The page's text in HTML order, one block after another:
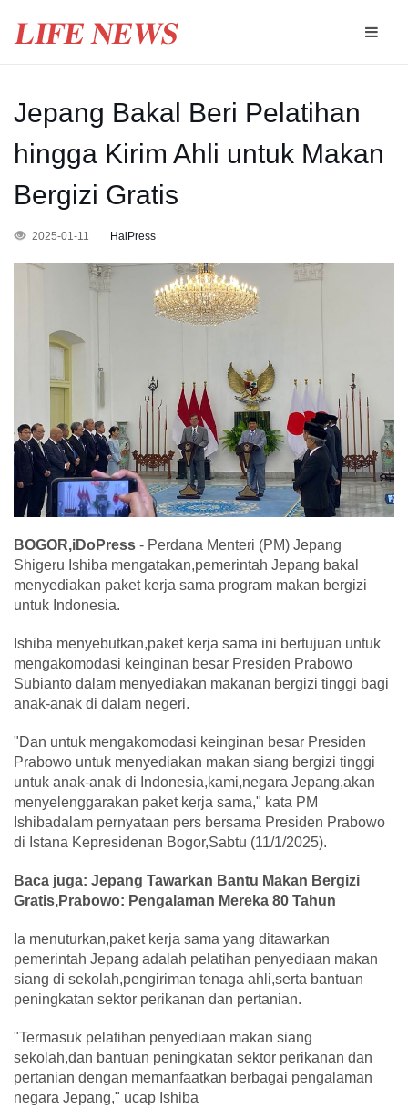
Jepang Bakal Beri Pelatihan
hingga Kirim Ahli untuk Makan
Bergizi Gratis
2025-01-11 HaiPress
BOGOR,iDoPress - Perdana Menteri (PM) Jepang
Shigeru Ishiba mengatakan,pemerintah Jepang bakal
menyediakan paket kerja sama program makan bergizi
untuk Indonesia.
Ishiba menyebutkan,paket kerja sama ini bertujuan untuk
mengakomodasi keinginan besar Presiden Prabowo
Subianto dalam menyediakan makanan bergizi tinggi bagi
anak-anak di dalam negeri.
"Dan untuk mengakomodasi keinginan besar Presiden
Prabowo untuk menyediakan makan siang bergizi tinggi
untuk anak-anak di Indonesia,kami,negara Jepang,akan
menyelenggarakan paket kerja sama," kata PM
Ishibadalam pernyataan pers bersama Presiden Prabowo
di Istana Kepresidenan Bogor,Sabtu (11/1/2025).
Baca juga: Jepang Tawarkan Bantu Makan Bergizi
Gratis,Prabowo: Pengalaman Mereka 80 Tahun
Ia menuturkan,paket kerja sama yang ditawarkan
pemerintah Jepang adalah pelatihan penyediaan makan
siang di sekolah,pengiriman tenaga ahli,serta bantuan
peningkatan sektor perikanan dan pertanian.
"Termasuk pelatihan penyediaan makan siang
sekolah,dan bantuan peningkatan sektor perikanan dan
pertanian dengan memanfaatkan berbagai pengalaman
negara Jepang," ucap Ishiba